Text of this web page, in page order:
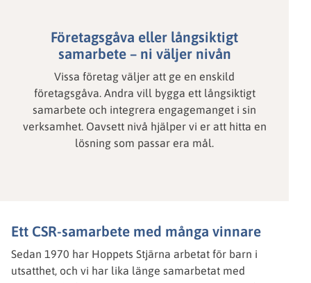
Företagsgåva eller långsiktigt
samarbete – ni väljer nivån
Vissa företag väljer att ge en enskild
företagsgåva. Andra vill bygga ett långsiktigt
samarbete och integrera engagemanget i sin
verksamhet. Oavsett nivå hjälper vi er att hitta en
lösning som passar era mål.
Ett CSR-samarbete med många vinnare
Sedan 1970 har Hoppets Stjärna arbetat för barn i
utsatthet, och vi har lika länge samarbetat med